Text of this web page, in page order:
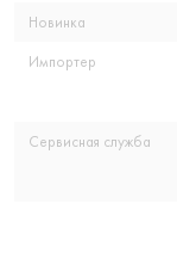
Новинка
Импортер
Сервисная служба